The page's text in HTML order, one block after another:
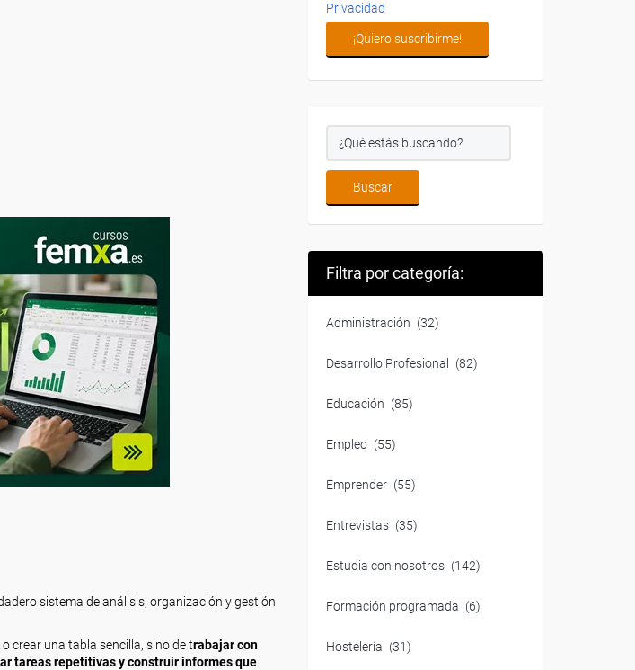
sistema de análisis, organización y gestión
crear una tabla sencilla, sino de trabajar con
tareas repetitivas y construir informes que
Privacidad
Filtra por categoría:
Administración (32)
Desarrollo Profesional (82)
Educación (85)
Empleo (55)
Emprender (55)
Entrevistas (35)
Estudia con nosotros (142)
Formación programada (6)
Hostelería (31)